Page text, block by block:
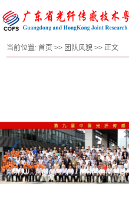
当前位置:首页 >> 团队风貌 >> 正文